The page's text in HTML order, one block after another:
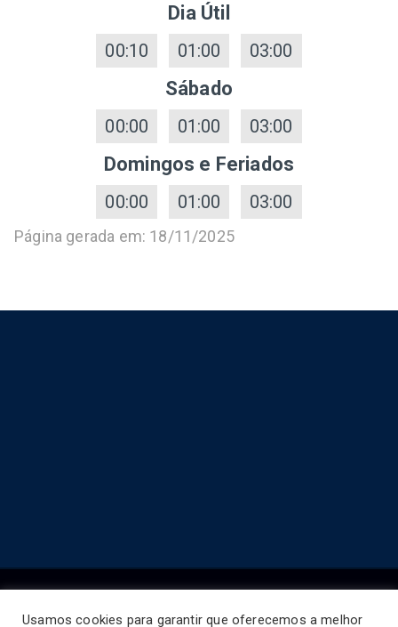
Dia Útil
00:10 01:00 03:00
Sábado
00:00 01:00 03:00
Domingos e Feriados
00:00 01:00 03:00
Página gerada em: 18/11/2025
Usamos cookies para garantir que oferecemos a melhor